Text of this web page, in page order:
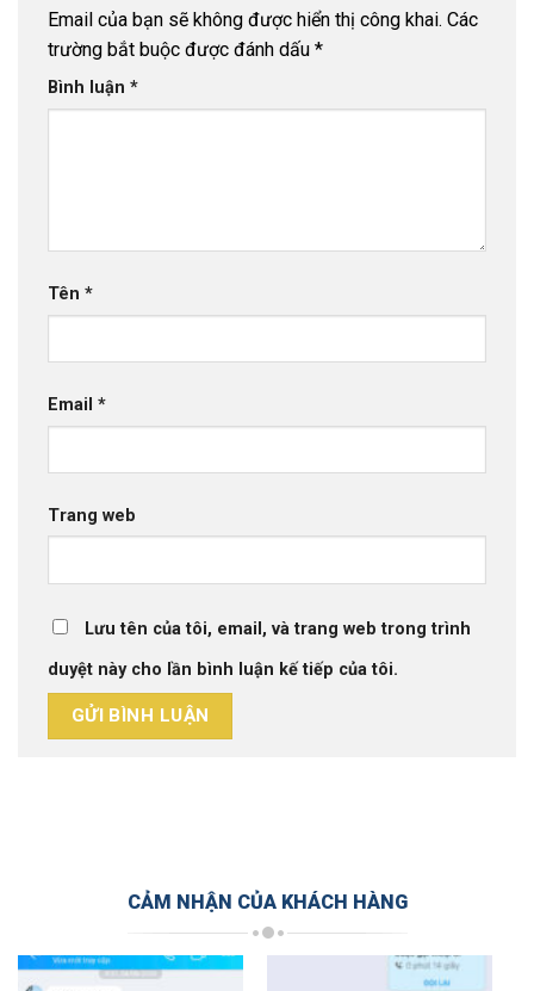
Email của bạn sẽ không được hiển thị công khai. Các
trường bắt buộc được đánh dấu *
Bình luận *
Tên *
Email *
Trang web
Lưu tên của tôi, email, và trang web trong trình
duyệt này cho lần bình luận kế tiếp của tôi.
CẢM NHẬN CỦA KHÁCH HÀNG